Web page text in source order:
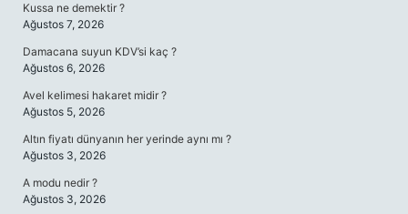
Kussa ne demektir ?
Ağustos 7, 2026
Damacana suyun KDV’si kaç ?
Ağustos 6, 2026
Avel kelimesi hakaret midir ?
Ağustos 5, 2026
Altın fiyatı dünyanın her yerinde aynı mı ?
Ağustos 3, 2026
A modu nedir ?
Ağustos 3, 2026